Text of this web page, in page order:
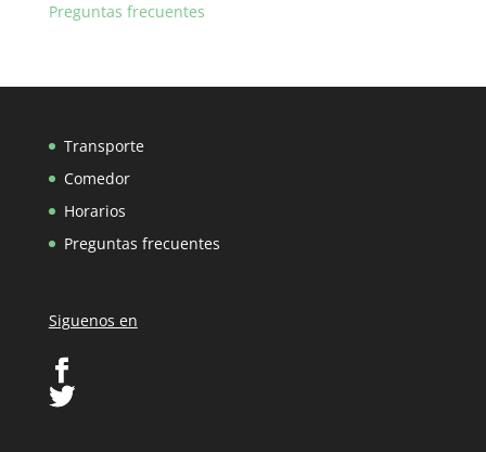
Preguntas frecuentes
Transporte
Comedor
Horarios
Preguntas frecuentes
Siguenos en